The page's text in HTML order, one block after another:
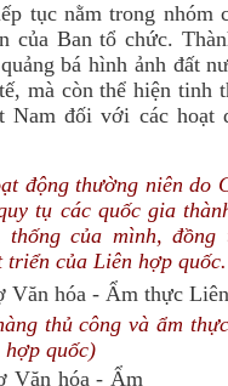
tục nằm trong nhóm
của Ban tổ chức.
bá hình ảnh đất
mà còn thể hiện tinh
đối với các hoạt
động thường niên do
tụ các quốc gia
thống của mình,
của Liên hợp quốc.
thủ công và ẩm
quốc)